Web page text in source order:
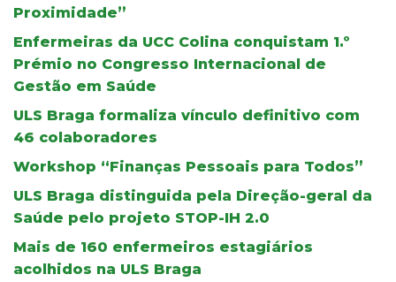
Proximidade”
Enfermeiras da UCC Colina conquistam 1.º
Prémio no Congresso Internacional de
Gestão em Saúde
ULS Braga formaliza vínculo definitivo com
46 colaboradores
Workshop “Finanças Pessoais para Todos”
ULS Braga distinguida pela Direção-geral da
Saúde pelo projeto STOP-IH 2.0
Mais de 160 enfermeiros estagiários
acolhidos na ULS Braga